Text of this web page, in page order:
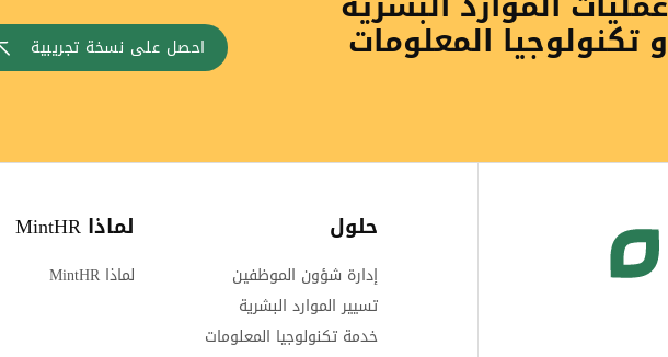
و تكنولوجيا المعلومات احصل على نسخة تجريبية
حلول
إدارة شؤون الموظفين
تسيير الموارد البشرية
خدمة تكنولوجيا المعلومات
لماذا MintHR
لماذا MintHR